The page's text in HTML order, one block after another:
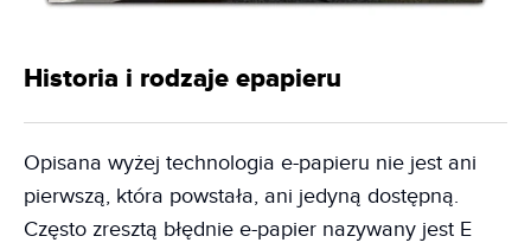
Historia i rodzaje epapieru
Opisana wyżej technologia e-papieru nie jest ani
pierwszą, która powstała, ani jedyną dostępną.
Często zresztą błędnie e-papier nazywany jest E